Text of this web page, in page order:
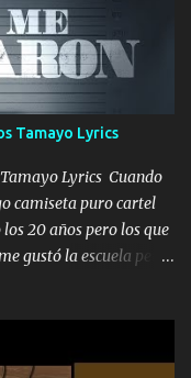
y la mente y
es como empezamos
alta y bajas La carreta
pasado cosas Y
corta Hay que
nada es...
Tamayo Lyrics
Lyrics Cuando
camiseta puro cartel
20 años pero los que
gustó la escuela pero
Armad0 Con mi Glock